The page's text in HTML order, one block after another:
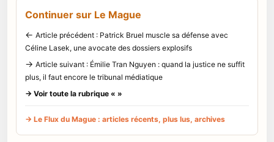
Continuer sur Le Mague
← Article précédent : Patrick Bruel muscle sa défense avec
Céline Lasek, une avocate des dossiers explosifs
→ Article suivant : Émilie Tran Nguyen : quand la justice ne suffit
plus, il faut encore le tribunal médiatique
→ Voir toute la rubrique « »
→ Le Flux du Mague : articles récents, plus lus, archives